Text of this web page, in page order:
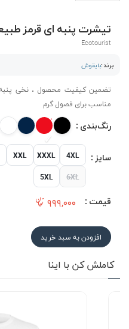
تیشرت پنبه ای قرمز
Ecotourist
برند :بایقوش
تضمین کیفیت محصول ، نخی
مناسب برای فصول گرم
رنگ‌بندی :
سایز : XXL XXXL 4XL
5XL 6XL
قیمت : ۹۹۹,۰۰۰
افزودن به سبد خرید
کاملش کن با اینا